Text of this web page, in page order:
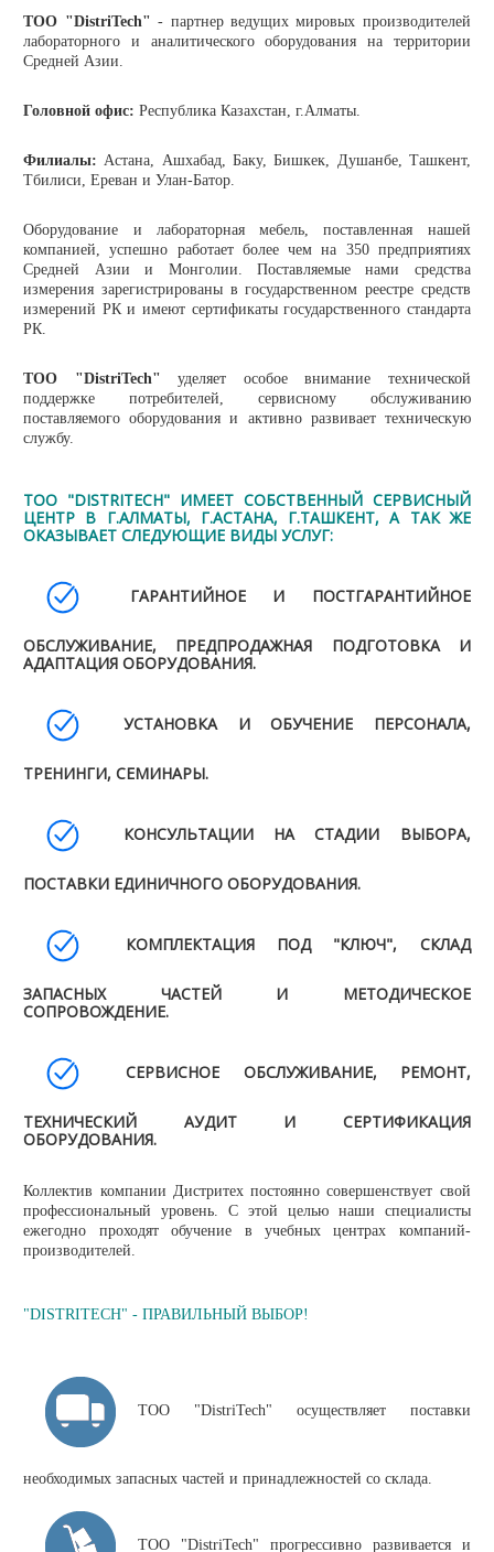
ТОО "DistriTech" - партнер ведущих мировых производителей
лабораторного и аналитического оборудования на территории
Средней Азии.
Головной офис: Республика Казахстан, г.Алматы.
Филиалы: Астана, Ашхабад, Баку, Бишкек, Душанбе, Ташкент,
Тбилиси, Ереван и Улан-Батор.
Оборудование и лабораторная мебель, поставленная нашей
компанией, успешно работает более чем на 350 предприятиях
Средней Азии и Монголии. Поставляемые нами средства
измерения зарегистрированы в государственном реестре средств
измерений РК и имеют сертификаты государственного стандарта
РК.
ТОО "DistriTech" уделяет особое внимание технической
поддержке потребителей, сервисному обслуживанию
поставляемого оборудования и активно развивает техническую
службу.
ТОО "DISTRITECH" ИМЕЕТ СОБСТВЕННЫЙ СЕРВИСНЫЙ
ЦЕНТР В Г.АЛМАТЫ, Г.АСТАНА, Г.ТАШКЕНТ, А ТАК ЖЕ
ОКАЗЫВАЕТ СЛЕДУЮЩИЕ ВИДЫ УСЛУГ:
ГАРАНТИЙНОЕ И ПОСТГАРАНТИЙНОЕ
ОБСЛУЖИВАНИЕ, ПРЕДПРОДАЖНАЯ ПОДГОТОВКА И
АДАПТАЦИЯ ОБОРУДОВАНИЯ.
УСТАНОВКА И ОБУЧЕНИЕ ПЕРСОНАЛА,
ТРЕНИНГИ, СЕМИНАРЫ.
КОНСУЛЬТАЦИИ НА СТАДИИ ВЫБОРА,
ПОСТАВКИ ЕДИНИЧНОГО ОБОРУДОВАНИЯ.
КОМПЛЕКТАЦИЯ ПОД "КЛЮЧ", СКЛАД
ЗАПАСНЫХ ЧАСТЕЙ И МЕТОДИЧЕСКОЕ
СОПРОВОЖДЕНИЕ.
СЕРВИСНОЕ ОБСЛУЖИВАНИЕ, РЕМОНТ,
ТЕХНИЧЕСКИЙ АУДИТ И СЕРТИФИКАЦИЯ
ОБОРУДОВАНИЯ.
Коллектив компании Дистритех постоянно совершенствует свой
профессиональный уровень. С этой целью наши специалисты
ежегодно проходят обучение в учебных центрах компаний-
производителей.
"DISTRITECH" - ПРАВИЛЬНЫЙ ВЫБОР!
ТОО "DistriTech" осуществляет поставки
необходимых запасных частей и принадлежностей со склада.
ТОО "DistriTech" прогрессивно развивается и